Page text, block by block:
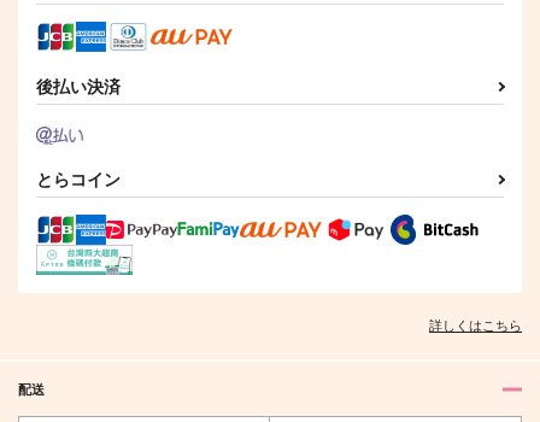
後払い決済
とらコイン
詳しくはこちら
配送